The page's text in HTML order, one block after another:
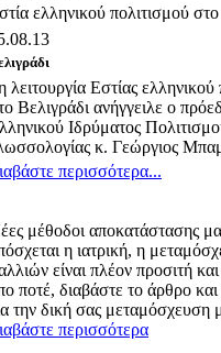
ελληνικού πολιτισμού
λειτουργία Εστίας ελληνικού
Βελιγράδι ανήγγειλε ο
Ιδρύματος
κ. Γεώργιος
περισσότερα...
μέθοδοι αποκατάστασης
η ιατρική, η
είναι πλέον προσιτή
ποτέ, διαβάστε το άρθρο
την δική σας μεταμόσχευση
περισσότερα